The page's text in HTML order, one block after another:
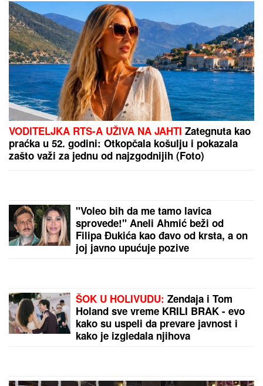
PREPORUKA ZA VAS
"Moj sin je rođen BEZ SLUHA, tri godine nije
progovorio ni reč": Naša pevačica o iscrpljujućoj
Policija upala u kuću SLAVNOM
BLOGERU: Samopovređivao se DO
KRVI u prenosu uživo
ČOLA PRIČAO SA ĆERKOM DOK JE
UŽIVALA NA MORULara došla na
plažu sa torbom od 1.500 eura, a evo